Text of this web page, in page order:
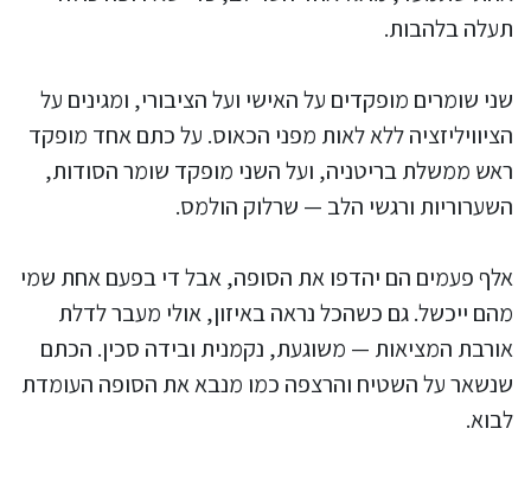
תעלה בלהבות.
שני שומרים מופקדים על האישי ועל הציבורי, ומגינים על
הציוויליזציה ללא לאות מפני הכאוס. על כתם אחד מופקד
ראש ממשלת בריטניה, ועל השני מופקד שומר הסודות,
השערוריות ורגשי הלב — שרלוק הולמס.
אלף פעמים הם יהדפו את הסופה, אבל די בפעם אחת שמי
מהם ייכשל. גם כשהכל נראה באיזון, אולי מעבר לדלת
אורבת המציאות — משוגעת, נקמנית ובידה סכין. הכתם
שנשאר על השטיח והרצפה כמו מנבא את הסופה העומדת
לבוא.